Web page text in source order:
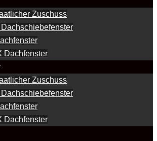
Zuschuss
Dachschiebefenster
Dachfenster
Zuschuss
Dachschiebefenster
Dachfenster